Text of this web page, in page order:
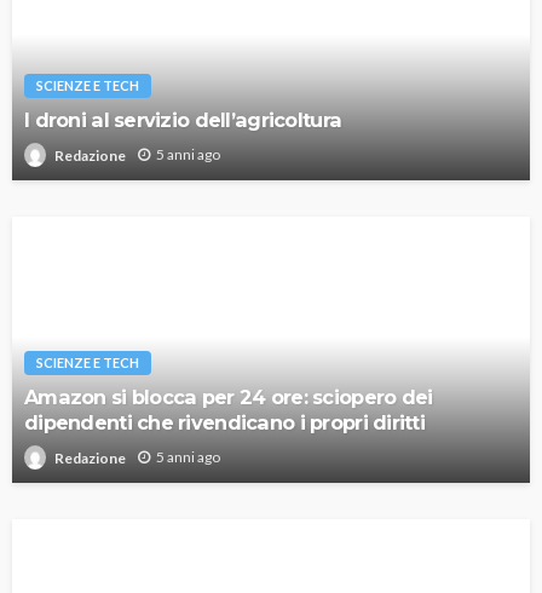
SCIENZE E TECH
I droni al servizio dell’agricoltura
Redazione 5 anni ago
SCIENZE E TECH
Amazon si blocca per 24 ore: sciopero dei
dipendenti che rivendicano i propri diritti
Redazione 5 anni ago